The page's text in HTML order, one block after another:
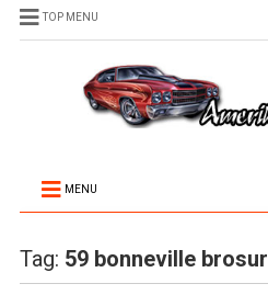
TOP MENU
MENU
Tag: 59 bonneville brosur